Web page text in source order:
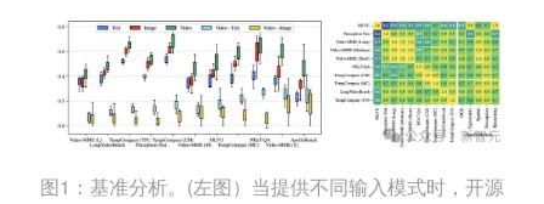
图1：基准分析。(左图）当提供不同输入模式时，开源